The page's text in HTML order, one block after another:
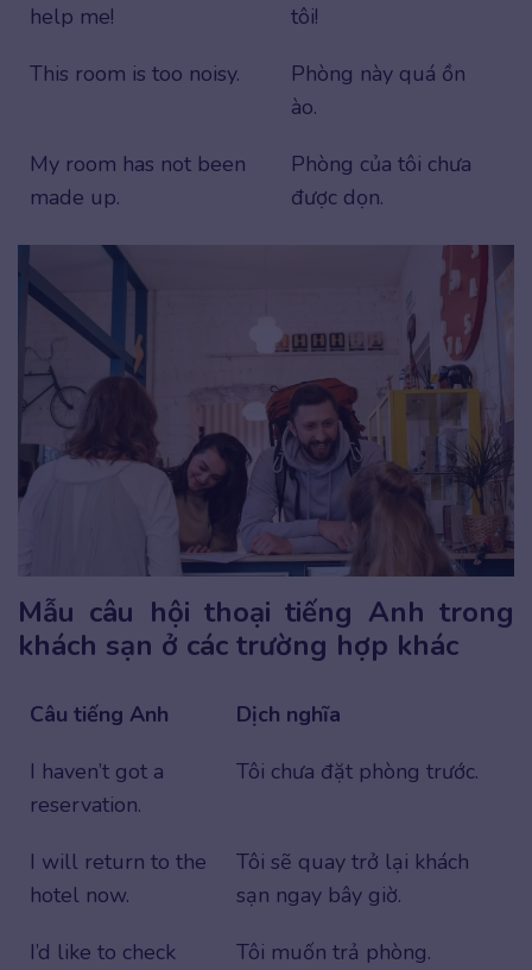
help me!
tôi!
This room is too noisy.
Phòng này quá ồn
ào.
My room has not been
made up.
Phòng của tôi chưa
được dọn.
Mẫu câu hội thoại tiếng Anh trong
khách sạn ở các trường hợp khác
Câu tiếng Anh
Dịch nghĩa
I haven’t got a
reservation.
Tôi chưa đặt phòng trước.
I will return to the
hotel now.
Tôi sẽ quay trở lại khách
sạn ngay bây giờ.
I’d like to check
Tôi muốn trả phòng.